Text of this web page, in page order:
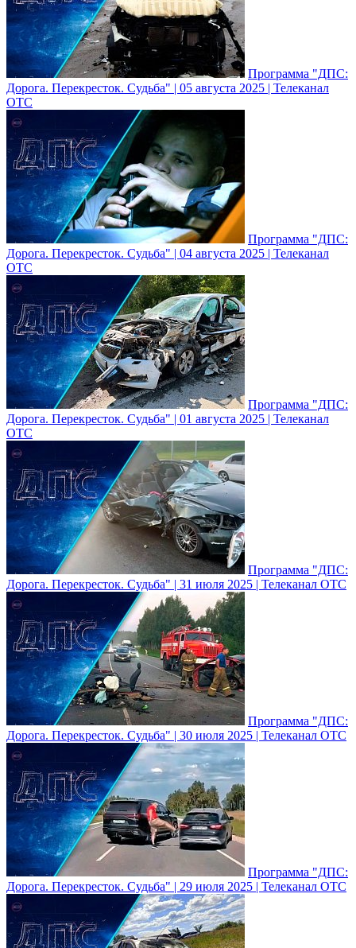
Программа "ДПС:
Дорога. Перекресток. Судьба" | 05 августа 2025 | Телеканал
ОТС
Программа "ДПС:
Дорога. Перекресток. Судьба" | 04 августа 2025 | Телеканал
ОТС
Программа "ДПС:
Дорога. Перекресток. Судьба" | 01 августа 2025 | Телеканал
ОТС
Программа "ДПС:
Дорога. Перекресток. Судьба" | 31 июля 2025 | Телеканал ОТС
Программа "ДПС:
Дорога. Перекресток. Судьба" | 30 июля 2025 | Телеканал ОТС
Программа "ДПС:
Дорога. Перекресток. Судьба" | 29 июля 2025 | Телеканал ОТС